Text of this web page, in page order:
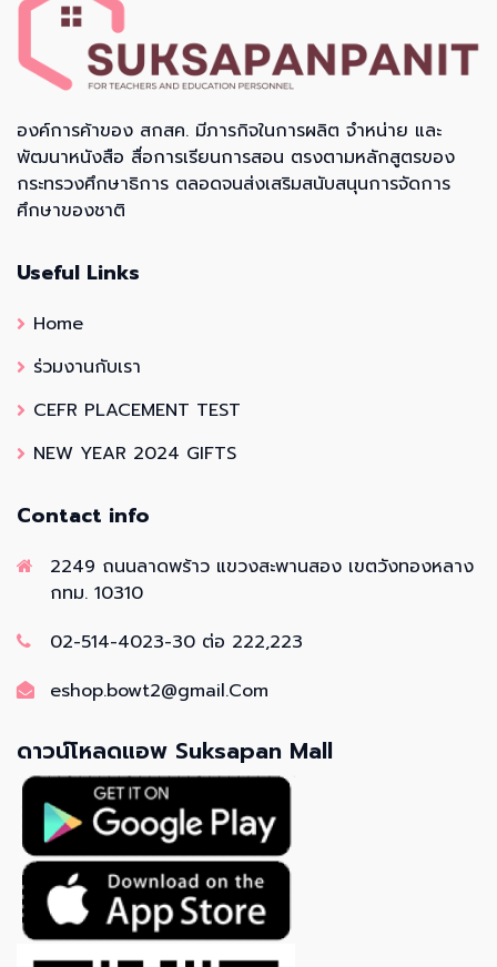
องค์การค้าของ สกสค. มีภารกิจในการผลิต จำหน่าย และ
พัฒนาหนังสือ สื่อการเรียนการสอน ตรงตามหลักสูตรของ
กระทรวงศึกษาธิการ ตลอดจนส่งเสริมสนับสนุนการจัดการ
ศึกษาของชาติ
Useful Links
Home
ร่วมงานกับเรา
CEFR PLACEMENT TEST
NEW YEAR 2024 GIFTS
Contact info
2249 ถนนลาดพร้าว แขวงสะพานสอง เขตวังทองหลาง
กทม. 10310
02-514-4023-30 ต่อ 222,223
eshop.bowt2@gmail.Com
ดาวน์โหลดแอพ Suksapan Mall